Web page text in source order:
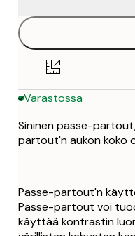
Varastossa
Sininen passe-
partout'n aukon koko
Passe-partout'n
Passe-partout voi
käyttää kontrastin